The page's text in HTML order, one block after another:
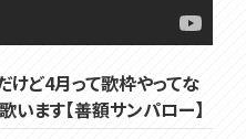
けど4月って歌枠やってな
ます【善額サンパロー】